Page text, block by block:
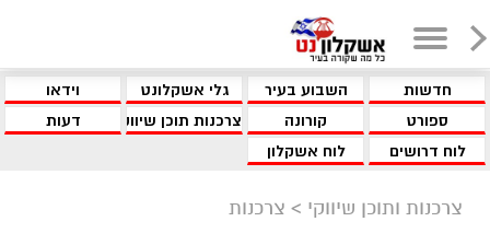
חדשות השבוע בעיר גלי אשקלונט
וידאו
ספורט
קורונה צרכנות תוכן שיווקי
דעות
לוח דרושים
לוח אשקלון
צרכנות ותוכן שיווקי > צרכנות